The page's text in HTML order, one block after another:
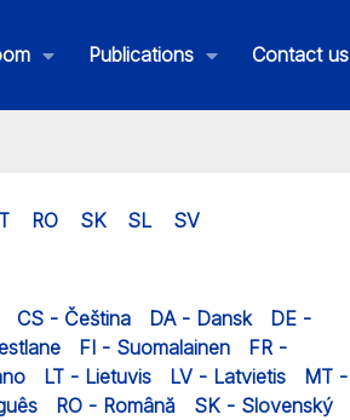
Publications Contact us
RO SK SL SV
CS - Čeština DA - Dansk
DE -
FI - Suomalainen
FR -
LT - Lietuvis LV - Latvietis
MT -
RO - Română
SK - Slovenský